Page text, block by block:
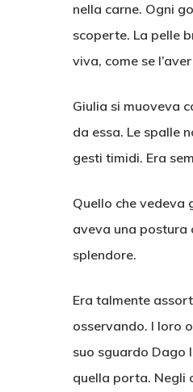
nella carne. Ogni
scoperte. La pelle
viva, come se
Giulia si muoveva
da essa. Le spalle
gesti timidi. Era
Quello che vedeva
aveva una postura
splendore.
Era talmente
osservando. I loro
suo sguardo Dago
quella porta. Negli